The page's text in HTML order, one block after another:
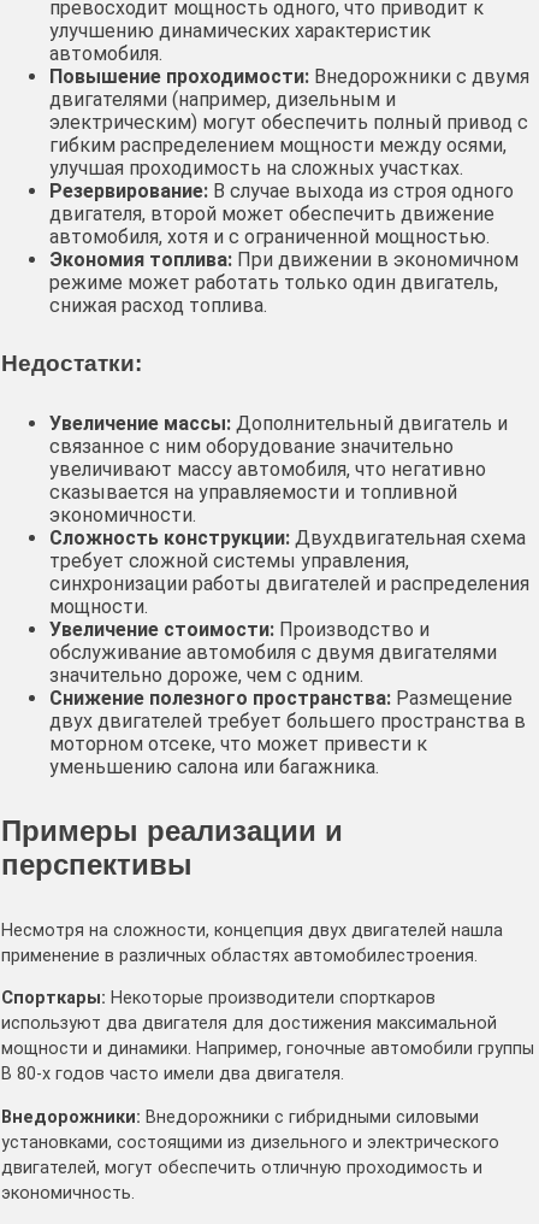
превосходит мощность одного, что приводит к
улучшению динамических характеристик
автомобиля․
Повышение проходимости: Внедорожники с двумя
двигателями (например, дизельным и
электрическим) могут обеспечить полный привод с
гибким распределением мощности между осями,
улучшая проходимость на сложных участках․
Резервирование: В случае выхода из строя одного
двигателя, второй может обеспечить движение
автомобиля, хотя и с ограниченной мощностью․
Экономия топлива: При движении в экономичном
режиме может работать только один двигатель,
снижая расход топлива․
Недостатки:
Увеличение массы: Дополнительный двигатель и
связанное с ним оборудование значительно
увеличивают массу автомобиля, что негативно
сказывается на управляемости и топливной
экономичности․
Сложность конструкции: Двухдвигательная схема
требует сложной системы управления,
синхронизации работы двигателей и распределения
мощности․
Увеличение стоимости: Производство и
обслуживание автомобиля с двумя двигателями
значительно дороже, чем с одним․
Снижение полезного пространства: Размещение
двух двигателей требует большего пространства в
моторном отсеке, что может привести к
уменьшению салона или багажника․
Примеры реализации и
перспективы
Несмотря на сложности, концепция двух двигателей нашла
применение в различных областях автомобилестроения․
Спорткары: Некоторые производители спорткаров
используют два двигателя для достижения максимальной
мощности и динамики․ Например, гоночные автомобили группы
B 80-х годов часто имели два двигателя․
Внедорожники: Внедорожники с гибридными силовыми
установками, состоящими из дизельного и электрического
двигателей, могут обеспечить отличную проходимость и
экономичность․